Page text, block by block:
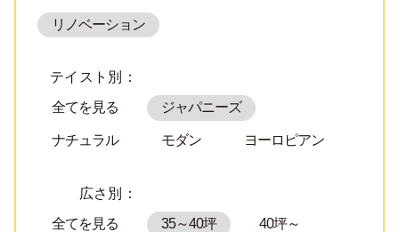
リノベーション
テイスト別：
全てを見る
ジャパニーズ
ナチュラル モダン ヨーロピアン
広さ別：
全てを見る
35～40坪 40坪～